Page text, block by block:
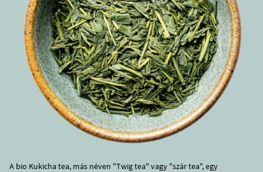
A bio Kukicha tea, más néven "Twig tea" vagy "szár tea", egy